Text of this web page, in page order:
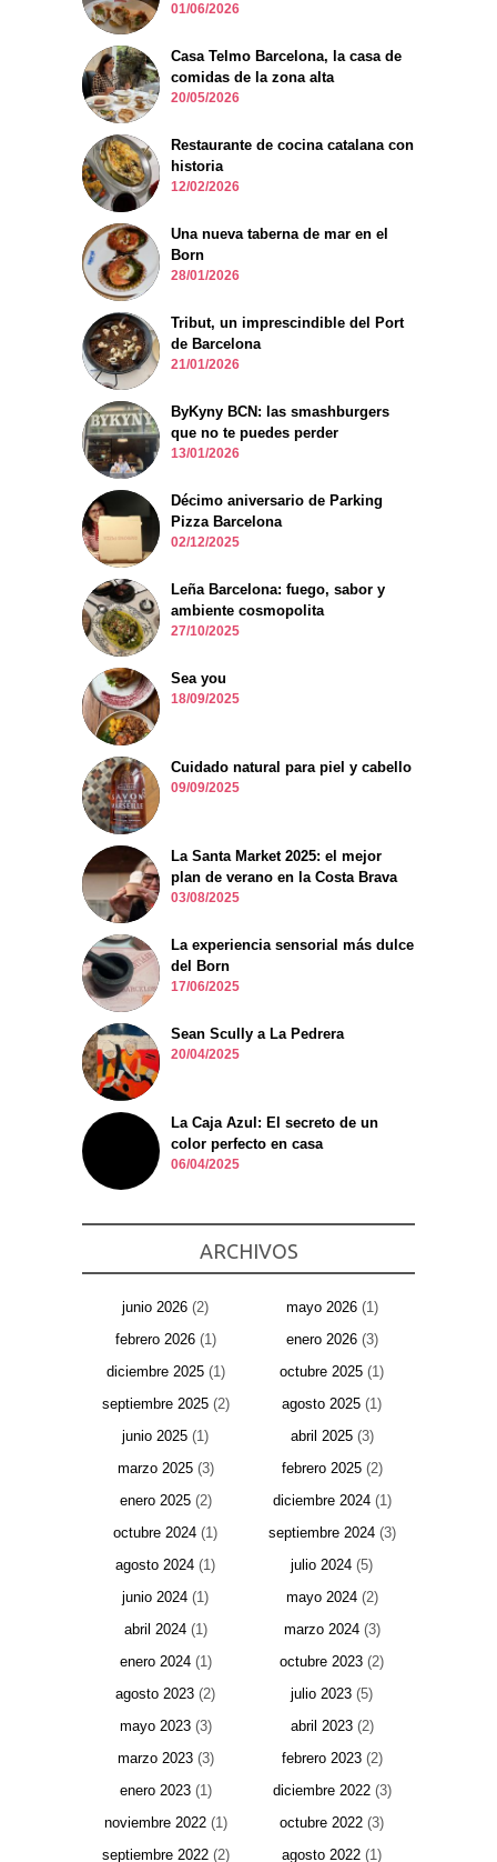
01/06/2026
Casa Telmo Barcelona, la casa de
comidas de la zona alta
20/05/2026
Restaurante de cocina catalana con
historia
12/02/2026
Una nueva taberna de mar en el
Born
28/01/2026
Tribut, un imprescindible del Port
de Barcelona
21/01/2026
ByKyny BCN: las smashburgers
que no te puedes perder
13/01/2026
Décimo aniversario de Parking
Pizza Barcelona
02/12/2025
Leña Barcelona: fuego, sabor y
ambiente cosmopolita
27/10/2025
Sea you
18/09/2025
Cuidado natural para piel y cabello
09/09/2025
La Santa Market 2025: el mejor
plan de verano en la Costa Brava
03/08/2025
La experiencia sensorial más dulce
del Born
17/06/2025
Sean Scully a La Pedrera
20/04/2025
La Caja Azul: El secreto de un
color perfecto en casa
06/04/2025
ARCHIVOS
junio 2026 (2) mayo 2026(1)
febrero 2026(1) enero 2026(3)
diciembre 2025(1) octubre 2025 (1)
septiembre 2025(2) agosto 2025 (1)
junio 2025 (1) abril 2025(3)
marzo 2025(3) febrero 2025(2)
enero 2025(2) diciembre 2024(1)
octubre 2024 (1) septiembre 2024(3)
agosto 2024 (1) julio 2024 (5)
junio 2024 (1) mayo 2024(2)
abril 2024(1) marzo 2024(3)
enero 2024(1) octubre 2023 (2)
agosto 2023 (2) julio 2023 (5)
mayo 2023(3) abril 2023(2)
marzo 2023(3) febrero 2023(2)
enero 2023(1) diciembre 2022(3)
noviembre 2022(1) octubre 2022 (3)
septiembre 2022(2) agosto 2022 (1)